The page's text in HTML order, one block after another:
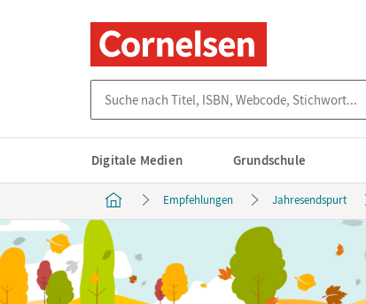
Digitale Medien Grundschule
Empfehlungen Jahresendspurt